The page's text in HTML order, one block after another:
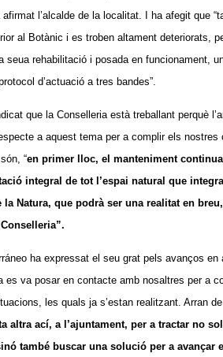
afirmat l’alcalde de la localitat. I ha afegit que
al Botànic i es troben altament deteriorats,
rehabilitació i posada en funcionament,
d’actuació a tres bandes”.
que la Conselleria està treballant perquè
a aquest tema per a complir els nostres
“en primer lloc, el manteniment
integral de tot l’espai natural que
Natura, que podrà ser una realitat en
ha expressat el seu grat pels avanços en
va posar en contacte amb nosaltres per a
les quals ja s’estan realitzant. Arran
altra ací, a l’ajuntament, per a tractar no
també buscar una solució per a avançar